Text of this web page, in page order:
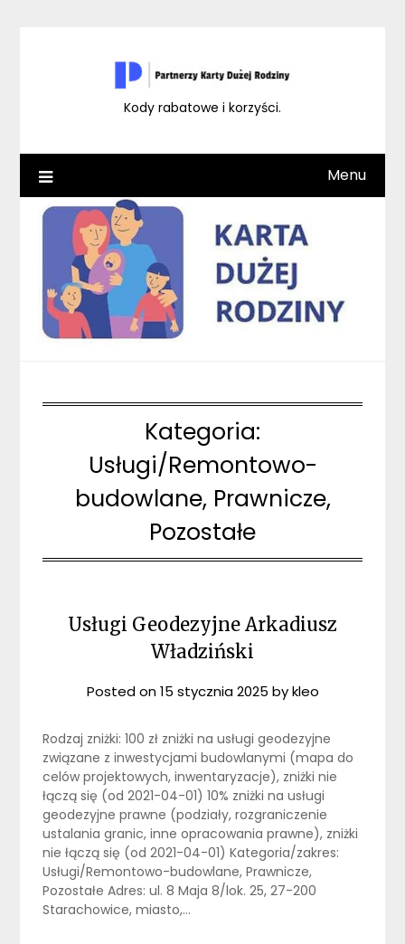
Kody rabatowe i korzyści.
Menu
Kategoria:
Usługi/Remontowo-
budowlane, Prawnicze,
Pozostałe
Usługi Geodezyjne Arkadiusz
Władziński
Posted on15 stycznia 2025 bykleo
Rodzaj zniżki: 100 zł zniżki na usługi geodezyjne
związane z inwestycjami budowlanymi (mapa do
celów projektowych, inwentaryzacje), zniżki nie
łączą się (od 2021-04-01) 10% zniżki na usługi
geodezyjne prawne (podziały, rozgraniczenie
ustalania granic, inne opracowania prawne), zniżki
nie łączą się (od 2021-04-01) Kategoria/zakres:
Usługi/Remontowo-budowlane, Prawnicze,
Pozostałe Adres: ul. 8 Maja 8/lok. 25, 27-200
Starachowice, miasto,…